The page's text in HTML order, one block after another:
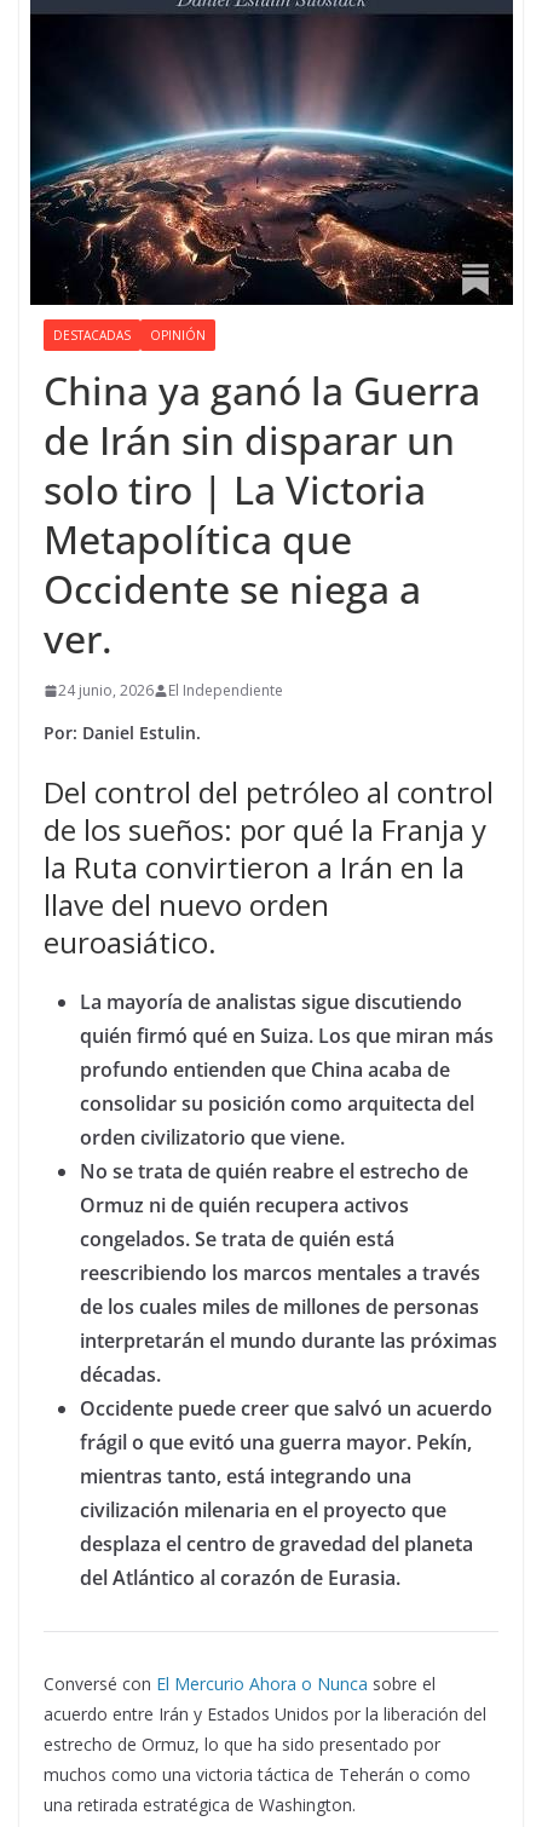
DESTACADAS OPINIÓN
China ya ganó la Guerra
de Irán sin disparar un
solo tiro | La Victoria
Metapolítica que
Occidente se niega a
ver.
24 junio, 2026 El Independiente
Por: Daniel Estulin.
Del control del petróleo al control
de los sueños: por qué la Franja y
la Ruta convirtieron a Irán en la
llave del nuevo orden
euroasiático.
La mayoría de analistas sigue discutiendo
quién firmó qué en Suiza. Los que miran más
profundo entienden que China acaba de
consolidar su posición como arquitecta del
orden civilizatorio que viene.
No se trata de quién reabre el estrecho de
Ormuz ni de quién recupera activos
congelados. Se trata de quién está
reescribiendo los marcos mentales a través
de los cuales miles de millones de personas
interpretarán el mundo durante las próximas
décadas.
Occidente puede creer que salvó un acuerdo
frágil o que evitó una guerra mayor. Pekín,
mientras tanto, está integrando una
civilización milenaria en el proyecto que
desplaza el centro de gravedad del planeta
del Atlántico al corazón de Eurasia.
Conversé con El Mercurio Ahora o Nunca sobre el
acuerdo entre Irán y Estados Unidos por la liberación del
estrecho de Ormuz, lo que ha sido presentado por
muchos como una victoria táctica de Teherán o como
una retirada estratégica de Washington.